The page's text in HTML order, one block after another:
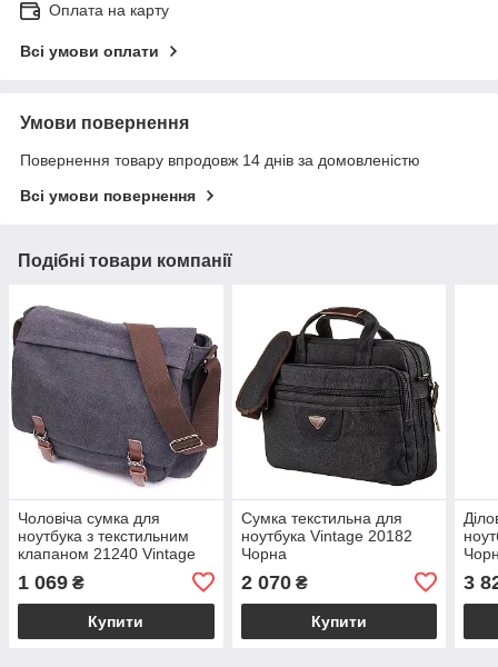
Оплата на карту
Всі умови оплати
Умови повернення
Повернення товару впродовж 14 днів за домовленістю
Всі умови повернення
Подібні товари компанії
Чоловіча сумка для
ноутбука з текстильним
клапаном 21240 Vintage
1 069 ₴
Купити
Сумка текстильна для
ноутбука Vintage 20182
Чорна
2 070₴
Купити
3